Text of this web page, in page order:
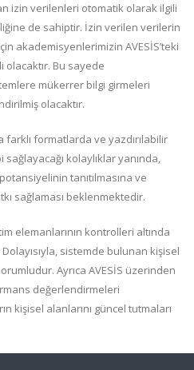
izin verilenleri otomatik olarak ilgili
de sahiptir. İzin verilen verilerin
akademisyenlerimizin AVESİS’teki
olacaktır. Bu sayede
mükerrer bilgi girmeleri
olacaktır.
farklı formatlarda ve yazdırılabilir
sağlayacağı kolaylıklar yanında,
tanıtılmasına ve
sağlaması beklenmektedir.
elemanlarının kontrolleri altında
sistemde bulunan kişisel
Ayrıca AVESİS üzerinden
değerlendirmeleri
kişisel alanlarını güncel tutmaları